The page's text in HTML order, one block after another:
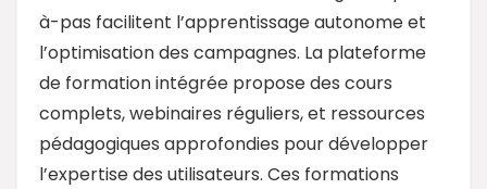
à-pas facilitent l’apprentissage autonome et
l’optimisation des campagnes. La plateforme
de formation intégrée propose des cours
complets, webinaires réguliers, et ressources
pédagogiques approfondies pour développer
l’expertise des utilisateurs. Ces formations